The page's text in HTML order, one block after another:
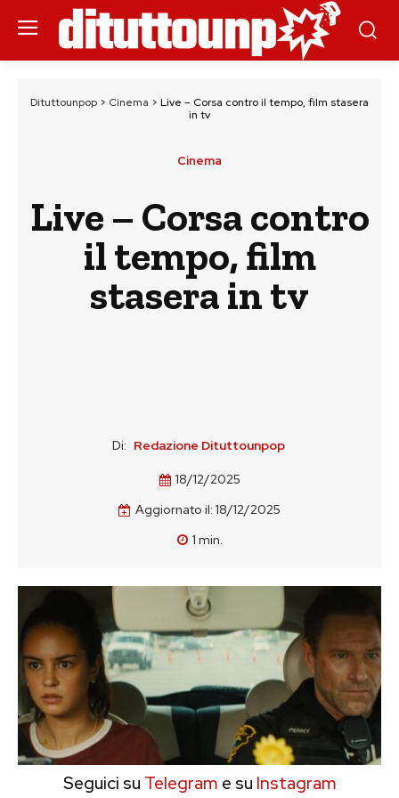
Dituttounpop > Cinema > Live – Corsa contro il tempo, film stasera
in tv
Cinema
Live – Corsa contro
il tempo, film
stasera in tv
Di: Redazione Dituttounpop
18/12/2025
Aggiornato il: 18/12/2025
1 min.
Seguici su Telegram e su Instagram